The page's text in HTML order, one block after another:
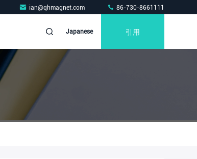
ian@qhmagnet.com 86-730-8661111
Japanese 引用